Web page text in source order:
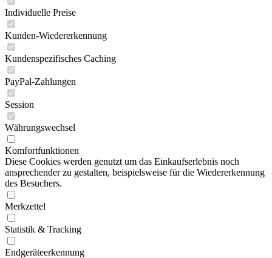
Individuelle Preise
Kunden-Wiedererkennung
Kundenspezifisches Caching
PayPal-Zahlungen
Session
Währungswechsel
Komfortfunktionen
Diese Cookies werden genutzt um das Einkaufserlebnis noch
ansprechender zu gestalten, beispielsweise für die Wiedererkennung
des Besuchers.
Merkzettel
Statistik & Tracking
Endgeräteerkennung